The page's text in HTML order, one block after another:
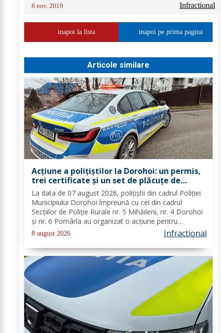
8 nov. 2019 Infractional
inapoi la lista inapoi pe prima pagina
Articole similare
Acțiune a polițiștilor la Dorohoi: un permis,
trei certificate și un set de plăcuțe de
înmatriculare reținute
La data de 07 august 2026, polițiștii din cadrul Poliției
Municipiului Dorohoi împreună cu cei din cadrul
Secțiilor de Poliție Rurale nr. 5 Mihăileni, nr. 4 Dorohoi
și nr. 6 Pomârla au organizat o acțiune pentru
prevenirea și combaterea faptelor de natură penală și
contravențională, verificarea...
8 august 2026 Infractional